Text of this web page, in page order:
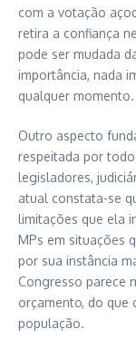
com a votação
retira a confiança
pode ser mudada
importância, nada
qualquer momento.
Outro aspecto
respeitada por
legisladores,
atual constata-se
limitações que ela
MPs em situações
por sua instância
Congresso parece
orçamento, do que
população.